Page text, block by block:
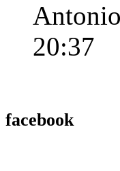
20:37
facebook